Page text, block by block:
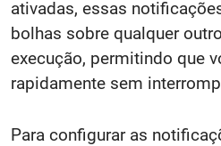
ativadas, essas
bolhas sobre qualquer
execução, permitindo que
rapidamente sem
Para configurar as